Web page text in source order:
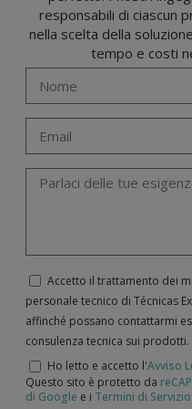
responsabili di ciascun
nella scelta della
tempo e costi
Accetto il trattamento dei
personale tecnico di Técnicas
affinché possano contattarmi
consulenza tecnica sui prodotti.
Ho letto e accetto l'Avviso
Questo sito è protetto da
di Google e i Termini di Servizio